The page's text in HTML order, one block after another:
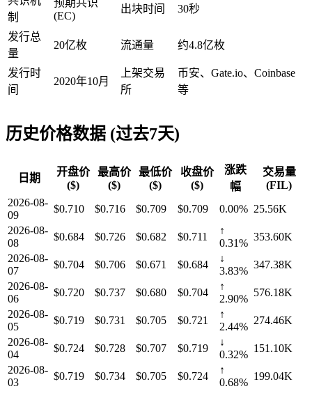
制
(EC)
出块时间 30秒
发行总
量
20亿枚 流通量 约4.8亿枚
发行时
间
2020年10月
上架交易
所
币安、Gate.io、Coinbase
等
历史价格数据 (过去7天)
日期
开盘价
($)
最高价
($)
最低价
($)
收盘价
($)
涨跌
幅
交易量
(FIL)
2026-08-
09
$0.710 $0.716 $0.709 $0.709 0.00% 25.56K
2026-08-
08
$0.684 $0.726 $0.682 $0.711
↑
0.31%
353.60K
2026-08-
07
$0.704 $0.706 $0.671 $0.684
↓
3.83%
347.38K
2026-08-
06
$0.720 $0.737 $0.680 $0.704
↑
2.90%
576.18K
2026-08-
05
$0.719 $0.731 $0.705 $0.721
↑
2.44%
274.46K
2026-08-
04
$0.724 $0.728 $0.707 $0.719
↓
0.32%
151.10K
2026-08-
03
$0.719 $0.734 $0.705 $0.724
↑
0.68%
199.04K